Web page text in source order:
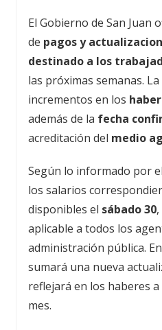
El Gobierno de San Juan
de pagos y
destinado a los
las próximas semanas.
incrementos en los
además de la fecha
acreditación del medio
Según lo informado por
los salarios
disponibles el sábado 30
aplicable a todos los
administración pública.
sumará una nueva
reflejará en los haberes
mes.